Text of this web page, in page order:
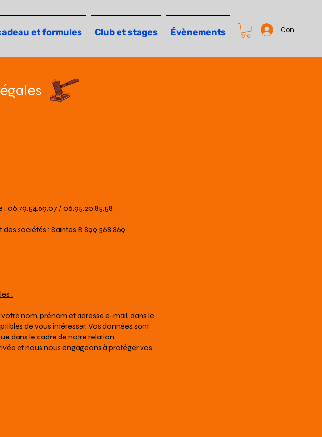
et formules Club et stages Évènements Connexion
06.79.54.69.07 / 06.95.20.85.58 ;
sociétés : Saintes B 899 568 869
:
nom, prénom et adresse e-mail, dans le
de vous intéresser. Vos données sont
dans le cadre de notre relation
et nous nous engageons à protéger vos